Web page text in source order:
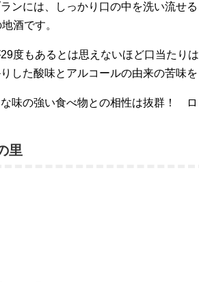
ンには、しっかり口の中を洗い流せ
酒です。
度もあるとは思えないほど口当たり
した酸味とアルコールの由来の苦味
味の強い食べ物との相性は抜群！
里